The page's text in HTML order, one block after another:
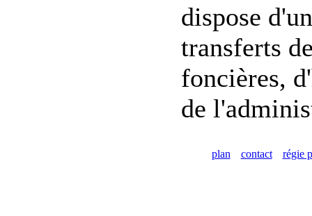
dispose
transferts
foncières,
de
plan contact régie